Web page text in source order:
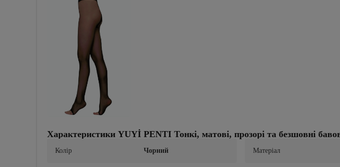
Характеристики YUYİ PENTI Тонкі, матові, прозорі та безшовні
Колір Чорний Матеріал